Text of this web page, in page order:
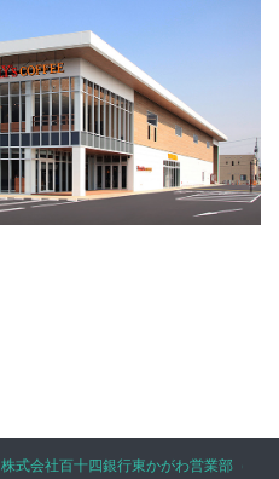
株式会社百十四銀行東かがわ営業部（『